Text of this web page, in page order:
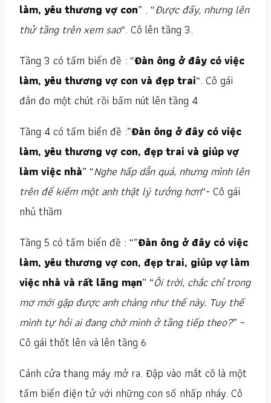
làm, yêu thương vợ con” . “Được đấy, nhưng lên
thử tầng trên xem sao“. Cô lên tầng 3.
Tầng 3 có tấm biển đề : “Đàn ông ở đây có việc
làm, yêu thương vợ con và đẹp trai“. Cô gái
đắn đo một chút rồi bấm nút lên tầng 4
Tầng 4 có tấm biển đề :”Đàn ông ở đây có việc
làm, yêu thương vợ con, đẹp trai và giúp vợ
làm việc nhà” “Nghe hấp dẫn quá, nhưng mình lên
trên để kiếm một anh thật lý tưởng hơn“- Cô gái
nhủ thầm
Tầng 5 có tấm biển đề : “”Đàn ông ở đây có việc
làm, yêu thương vợ con, đẹp trai, giúp vợ làm
việc nhà và rất lãng mạn” “Ôi trời, chắc chỉ trong
mơ mới gặp được anh chàng như thế này. Tuy thế
mình tự hỏi ai đang chờ mình ở tầng tiếp theo?” –
Cô gái thốt lên và lên tầng 6
Cánh cửa thang máy mở ra. Đập vào mắt cô là một
tấm biển điện tử với những con số nhấp nháy. Cô